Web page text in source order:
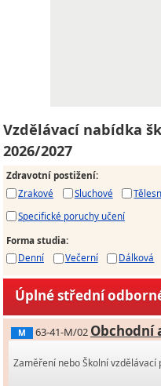
Vzdělávací nabídka
2026/2027
Zdravotní postižení:
Zrakové
Sluchové
Specifické poruchy učení
Forma studia:
Denní
Večerní Dálková
Úplné střední
M 63-41-M/02 Obchodní
Zaměření nebo Školní vzdělávací